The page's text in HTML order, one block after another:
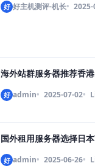
好 好主机测评-机长
海外站群服务器推荐香
好 admin 2025-07-02
国外租用服务器选择日
好 admin 2025-06-26